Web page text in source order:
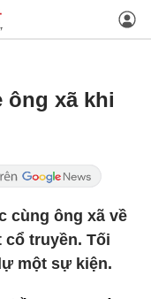
ông xã khi
cùng ông xã về
cổ truyền. Tối
một sự kiện.